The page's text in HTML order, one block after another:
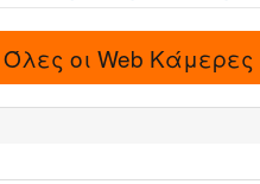
Όλες οι Web Κάμερες